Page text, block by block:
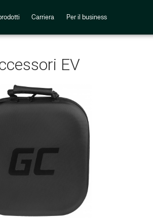
Carriera Per il business
EV